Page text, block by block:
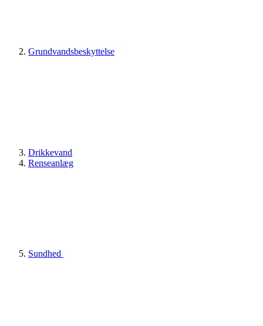
Grundvandsbeskyttelse
Drikkevand
Renseanlæg
Sundhed